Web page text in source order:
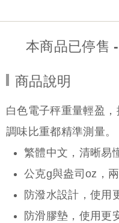
本商品已停售
商品說明
白色電子秤重量輕盈，
調味比重都精準測量。
繁體中文，清晰易
公克g與盎司oz，
防潑水設計，使用
防滑膠墊，使用更